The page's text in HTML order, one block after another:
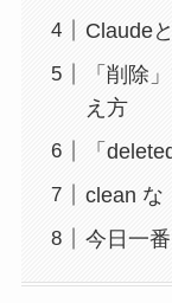
Claude
「削除
え方
「
clean な
今日一